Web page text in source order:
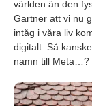
världen än den
Gartner att vi nu
intåg i våra liv
digitalt. Så
namn till Meta…?